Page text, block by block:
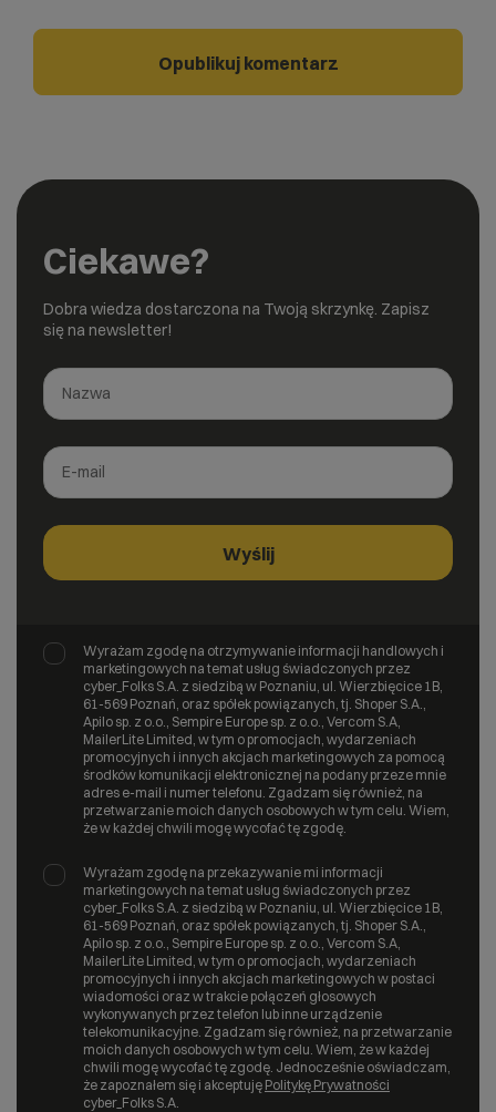
Ciekawe?
Dobra wiedza dostarczona na Twoją skrzynkę. Zapisz
się na newsletter!
Wyrażam zgodę na otrzymywanie informacji handlowych i
marketingowych na temat usług świadczonych przez
cyber_Folks S.A. z siedzibą w Poznaniu, ul. Wierzbięcice 1B,
61-569 Poznań, oraz spółek powiązanych, tj. Shoper S.A.,
Apilo sp. z o.o., Sempire Europe sp. z o.o., Vercom S.A,
MailerLite Limited, w tym o promocjach, wydarzeniach
promocyjnych i innych akcjach marketingowych za pomocą
środków komunikacji elektronicznej na podany przeze mnie
adres e-mail i numer telefonu. Zgadzam się również, na
przetwarzanie moich danych osobowych w tym celu. Wiem,
że w każdej chwili mogę wycofać tę zgodę.
Wyrażam zgodę na przekazywanie mi informacji
marketingowych na temat usług świadczonych przez
cyber_Folks S.A. z siedzibą w Poznaniu, ul. Wierzbięcice 1B,
61-569 Poznań, oraz spółek powiązanych, tj. Shoper S.A.,
Apilo sp. z o.o., Sempire Europe sp. z o.o., Vercom S.A,
MailerLite Limited, w tym o promocjach, wydarzeniach
promocyjnych i innych akcjach marketingowych w postaci
wiadomości oraz w trakcie połączeń głosowych
wykonywanych przez telefon lub inne urządzenie
telekomunikacyjne. Zgadzam się również, na przetwarzanie
moich danych osobowych w tym celu. Wiem, że w każdej
chwili mogę wycofać tę zgodę. Jednocześnie oświadczam,
że zapoznałem się i akceptuję Politykę Prywatności
cyber_Folks S.A.